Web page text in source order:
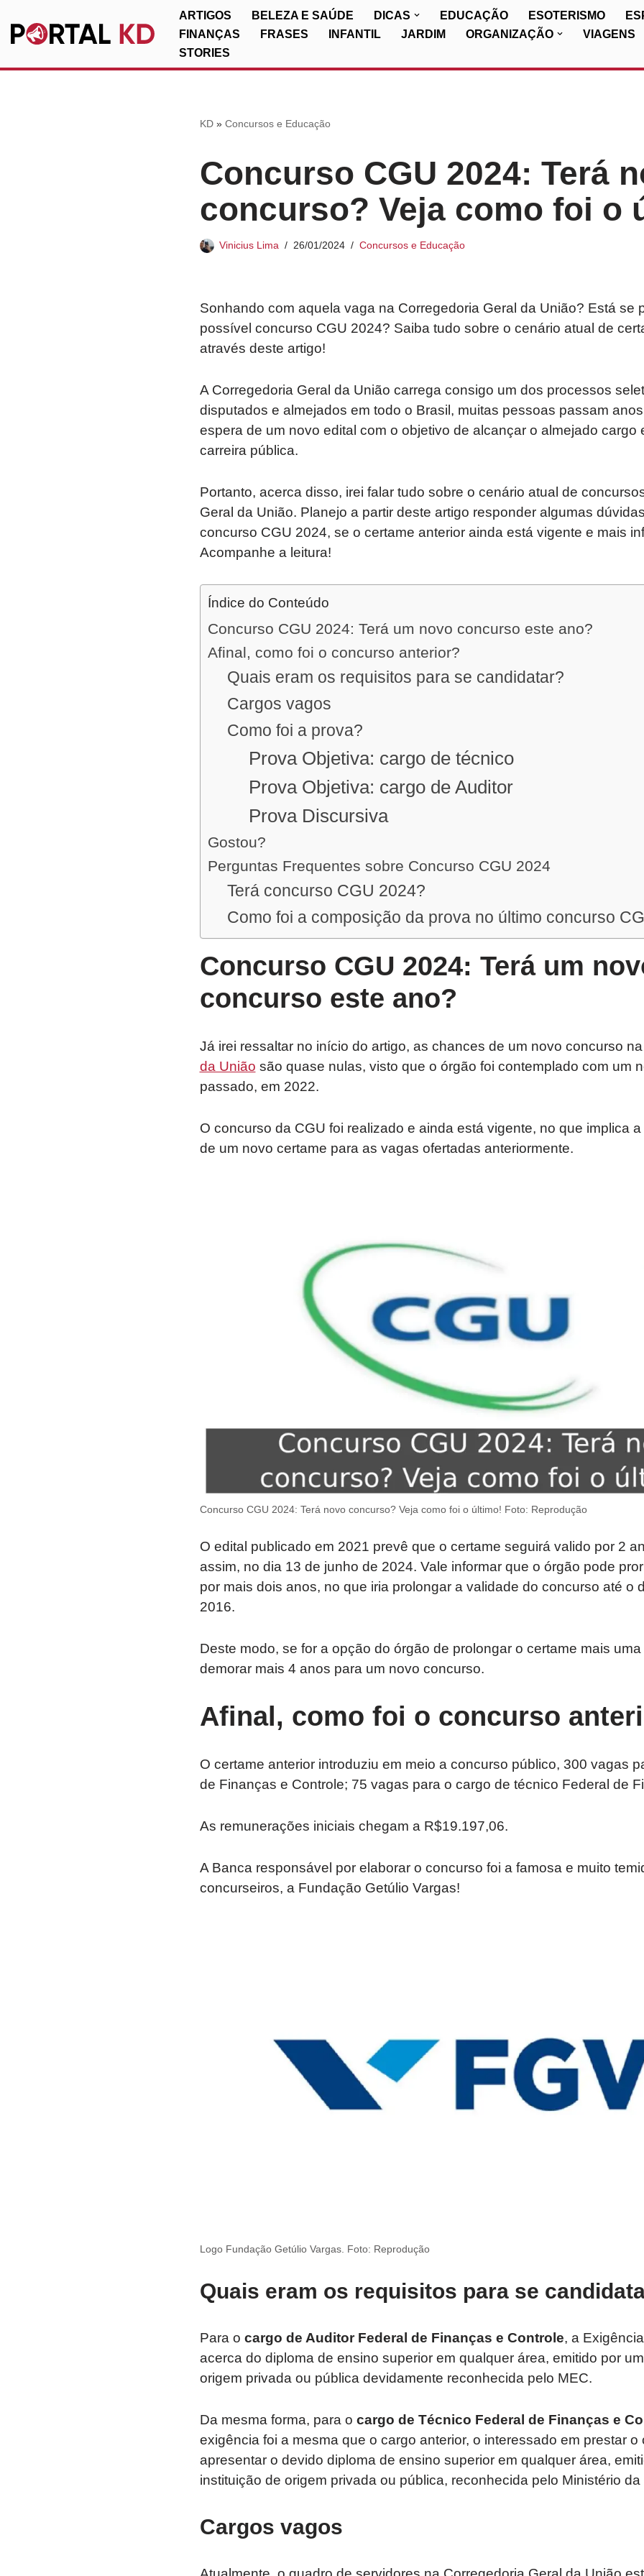
Pular
ARTIGOS BELEZA E SAÚDE DICAS EDUCAÇÃO ESOTERISMO
FINANÇAS
FRASES INFANTIL JARDIM ORGANIZAÇÃO
VIAGENS
STORIES
KD» Concursos e Educação
Concurso CGU 2024: Terá
concurso? Veja como foi o
Vinicius Lima 26/01/2024 Concursos e Educação
Sonhando com aquela vaga na Corregedoria Geral da União? Está se
possível concurso CGU 2024? Saiba tudo sobre o cenário atual de
através deste artigo!
A Corregedoria Geral da União carrega consigo um dos processos
disputados e almejados em todo o Brasil, muitas pessoas passam
espera de um novo edital com o objetivo de alcançar o almejado cargo
carreira pública.
Portanto, acerca disso, irei falar tudo sobre o cenário atual de
Geral da União. Planejo a partir deste artigo responder algumas
concurso CGU 2024, se o certame anterior ainda está vigente e mais
Acompanhe a leitura!
Índice do Conteúdo
Concurso CGU 2024: Terá um novo concurso este ano?
Afinal, como foi o concurso anterior?
Quais eram os requisitos para se candidatar?
Cargos vagos
Como foi a prova?
Prova Objetiva: cargo de técnico
Prova Objetiva: cargo de Auditor
Prova Discursiva
Gostou?
Perguntas Frequentes sobre Concurso CGU 2024
Terá concurso CGU 2024?
Como foi a composição da prova no último concurso
Concurso CGU 2024: Terá um
concurso este ano?
Já irei ressaltar no início do artigo, as chances de um novo concurso
da União são quase nulas, visto que o órgão foi contemplado com um
passado, em 2022.
O concurso da CGU foi realizado e ainda está vigente, no que implica
de um novo certame para as vagas ofertadas anteriormente.
Concurso CGU 2024: Terá novo concurso? Veja como foi o último! Foto: Reprodução
O edital publicado em 2021 prevê que o certame seguirá valido por 2
assim, no dia 13 de junho de 2024. Vale informar que o órgão pode
por mais dois anos, no que iria prolongar a validade do concurso até o
2016.
Deste modo, se for a opção do órgão de prolongar o certame mais
demorar mais 4 anos para um novo concurso.
Afinal, como foi o concurso
O certame anterior introduziu em meio a concurso público, 300 vagas
de Finanças e Controle; 75 vagas para o cargo de técnico Federal de
As remunerações iniciais chegam a R$19.197,06.
A Banca responsável por elaborar o concurso foi a famosa e muito
concurseiros, a Fundação Getúlio Vargas!
Logo Fundação Getúlio Vargas. Foto: Reprodução
Quais eram os requisitos para se
Para o cargo de Auditor Federal de Finanças e Controle, a
acerca do diploma de ensino superior em qualquer área, emitido por
origem privada ou pública devidamente reconhecida pelo MEC.
Da mesma forma, para o cargo de Técnico Federal de Finanças e
exigência foi a mesma que o cargo anterior, o interessado em prestar
apresentar o devido diploma de ensino superior em qualquer área,
instituição de origem privada ou pública, reconhecida pelo Ministério
Cargos vagos